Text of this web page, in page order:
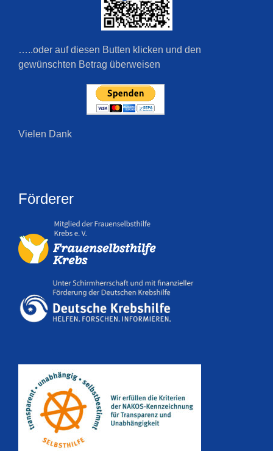
…..oder auf diesen Butten klicken und den
gewünschten Betrag überweisen
Vielen Dank
Förderer